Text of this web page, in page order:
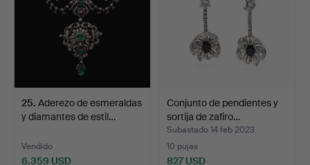
25. Aderezo de esmeraldas
y diamantes de estil…
Vendido
6.359 USD
Conjunto de pendientes y
sortija de zafiro…
Subastado 14 feb 2023
10 pujas
827 USD